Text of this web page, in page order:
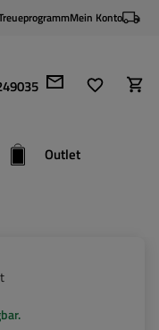
Mein Konto
Outlet